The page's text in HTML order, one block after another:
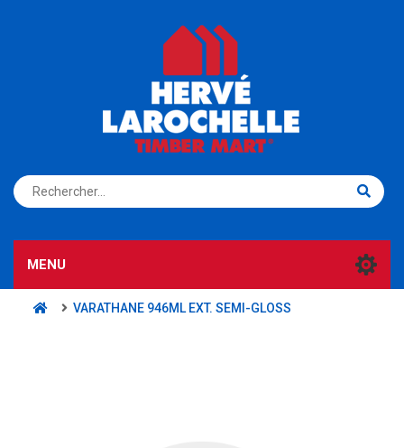
S'ENREGISTRER CONNEXION
MENU
VARATHANE 946ML EXT. SEMI-GLOSS